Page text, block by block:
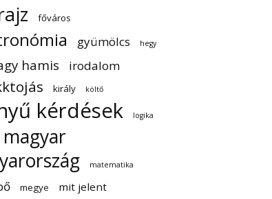
főváros
gyümölcs hegy
hamis irodalom
király költő
kérdések logika
magyar
matematika
megye
mit jelent